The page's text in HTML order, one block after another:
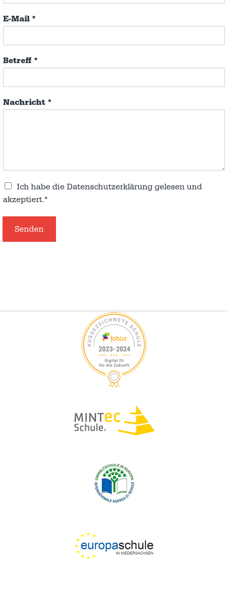
E-Mail *
Betreff *
Nachricht *
Ich habe die Datenschutzerklärung gelesen und
akzeptiert.*
Senden